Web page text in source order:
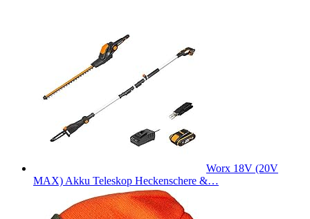
Worx 18V (20V
MAX) Akku Teleskop Heckenschere &…